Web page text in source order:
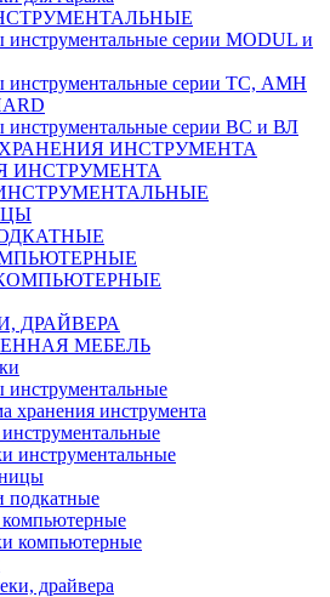
серии MODUL и
серии ТС, АМН
серии ВС и ВЛ
ИНСТРУМЕНТА
ИНСТРУМЕНТА
ДРАЙВЕРА
МЕБЕЛЬ
хранения инструмента
инструментальные
подкатные
компьютерные
драйвера